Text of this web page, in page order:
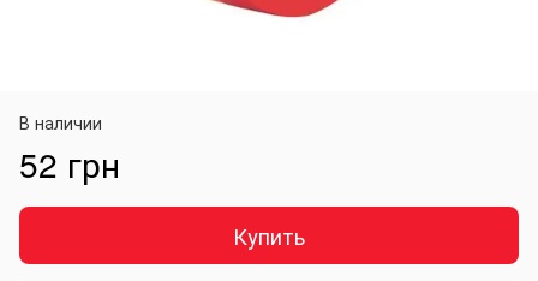
В наличии
52 грн
Купить